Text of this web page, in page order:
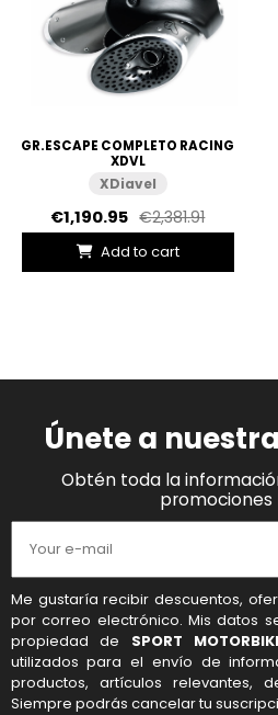
GR.ESCAPE COMPLETO RACING
XDVL
XDiavel
€1,190.95 €2,381.91
Add to cart
Únete a
Obtén toda la
promociones
Me gustaría recibir descuentos,
por correo electrónico. Mis datos
propiedad de SPORT
utilizados para el envío de
productos, artículos relevantes,
Siempre podrás cancelar tu